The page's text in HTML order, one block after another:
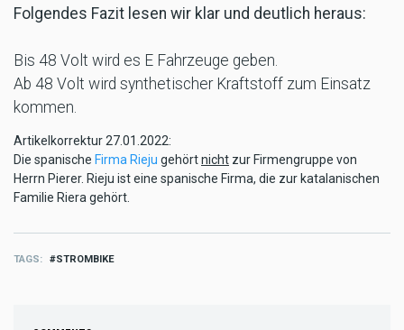
Folgendes Fazit lesen wir klar und deutlich heraus:
Bis 48 Volt wird es E Fahrzeuge geben.
Ab 48 Volt wird synthetischer Kraftstoff zum Einsatz
kommen.
Artikelkorrektur 27.01.2022:
Die spanische Firma Rieju gehörtnicht zur Firmengruppe von
Herrn Pierer. Rieju ist eine spanische Firma, die zur katalanischen
Familie Riera gehört.
TAGS STROMBIKE